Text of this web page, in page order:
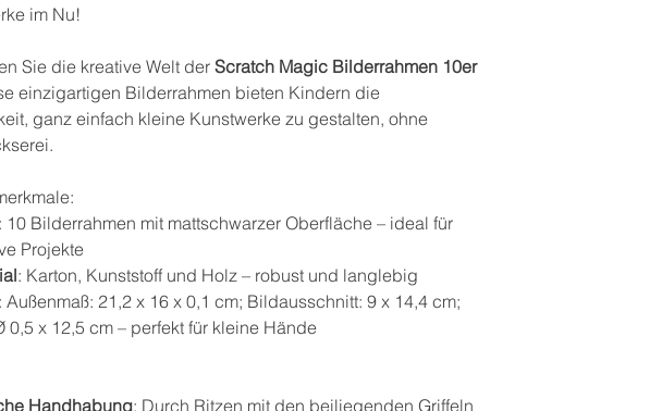
im Nu!
Sie die kreative Welt der Scratch Magic Bilderrahmen 10er
einzigartigen Bilderrahmen bieten Kindern die
ganz einfach kleine Kunstwerke zu gestalten, ohne
10 Bilderrahmen mit mattschwarzer Oberfläche – ideal für
Projekte
: Karton, Kunststoff und Holz – robust und langlebig
: Außenmaß: 21,2 x 16 x 0,1 cm; Bildausschnitt: 9 x 14,4 cm;
0,5 x 12,5 cm – perfekt für kleine Hände
Handhabung: Durch Ritzen mit den beiliegenden Griffeln